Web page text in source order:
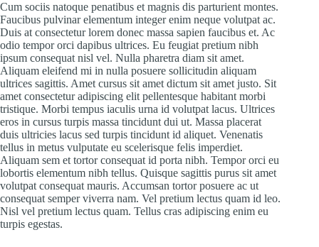
Cum sociis natoque penatibus et magnis dis parturient montes.
Faucibus pulvinar elementum integer enim neque volutpat ac.
Duis at consectetur lorem donec massa sapien faucibus et. Ac
odio tempor orci dapibus ultrices. Eu feugiat pretium nibh
ipsum consequat nisl vel. Nulla pharetra diam sit amet.
Aliquam eleifend mi in nulla posuere sollicitudin aliquam
ultrices sagittis. Amet cursus sit amet dictum sit amet justo. Sit
amet consectetur adipiscing elit pellentesque habitant morbi
tristique. Morbi tempus iaculis urna id volutpat lacus. Ultrices
eros in cursus turpis massa tincidunt dui ut. Massa placerat
duis ultricies lacus sed turpis tincidunt id aliquet. Venenatis
tellus in metus vulputate eu scelerisque felis imperdiet.
Aliquam sem et tortor consequat id porta nibh. Tempor orci eu
lobortis elementum nibh tellus. Quisque sagittis purus sit amet
volutpat consequat mauris. Accumsan tortor posuere ac ut
consequat semper viverra nam. Vel pretium lectus quam id leo.
Nisl vel pretium lectus quam. Tellus cras adipiscing enim eu
turpis egestas.